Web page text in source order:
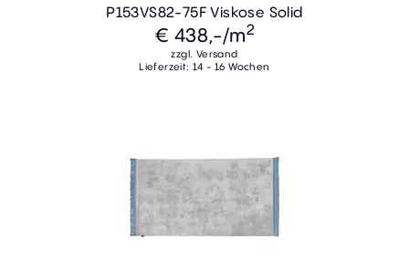
P153VS82-75F Viskose Solid
€ 438,-/m2
zzgl. Versand
Lieferzeit: 14 - 16 Wochen